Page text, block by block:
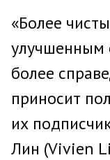
«Более
улучшенным
более
приносит
их
Лин (Vivien